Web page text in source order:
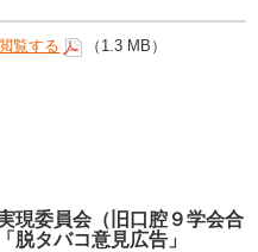
覧する （1.3 MB）
現委員会（旧口腔９学会合
脱タバコ意見広告」